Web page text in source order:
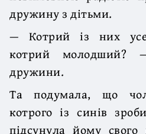
дружину з дітьми.
— Котрий із них
котрий молодший?
дружини.
Та подумала, що
котрого із синів
підсунула йому